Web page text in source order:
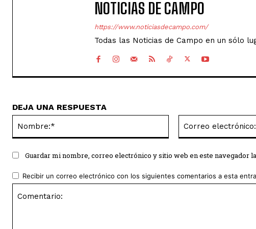
NOTICIAS DE CAMPO
https://www.noticiasdecampo.com/
Todas las Noticias de Campo en un sólo
DEJA UNA RESPUESTA
Guardar mi nombre, correo electrónico y sitio web en este navegador
Recibir un correo electrónico con los siguientes comentarios a esta